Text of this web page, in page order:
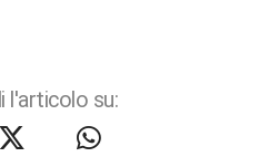
l'articolo su: